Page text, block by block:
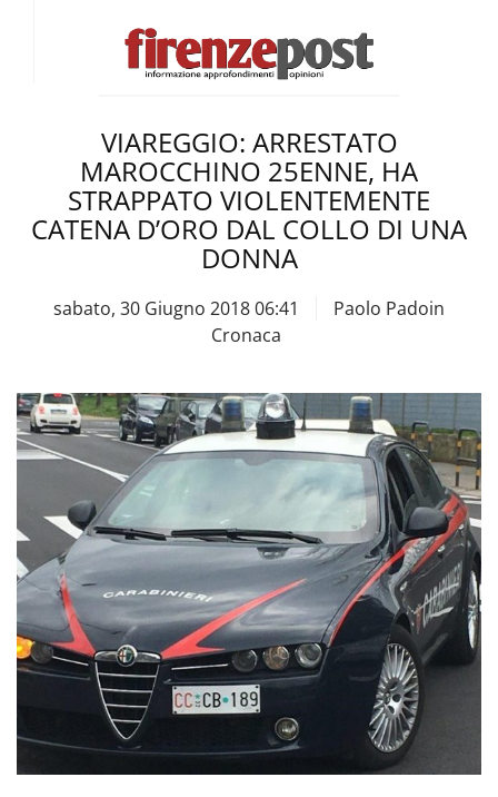
VIAREGGIO: ARRESTATO
MAROCCHINO 25ENNE, HA
STRAPPATO VIOLENTEMENTE
CATENA D’ORO DAL COLLO DI UNA
DONNA
sabato, 30 Giugno 2018 06:41
Paolo Padoin
Cronaca